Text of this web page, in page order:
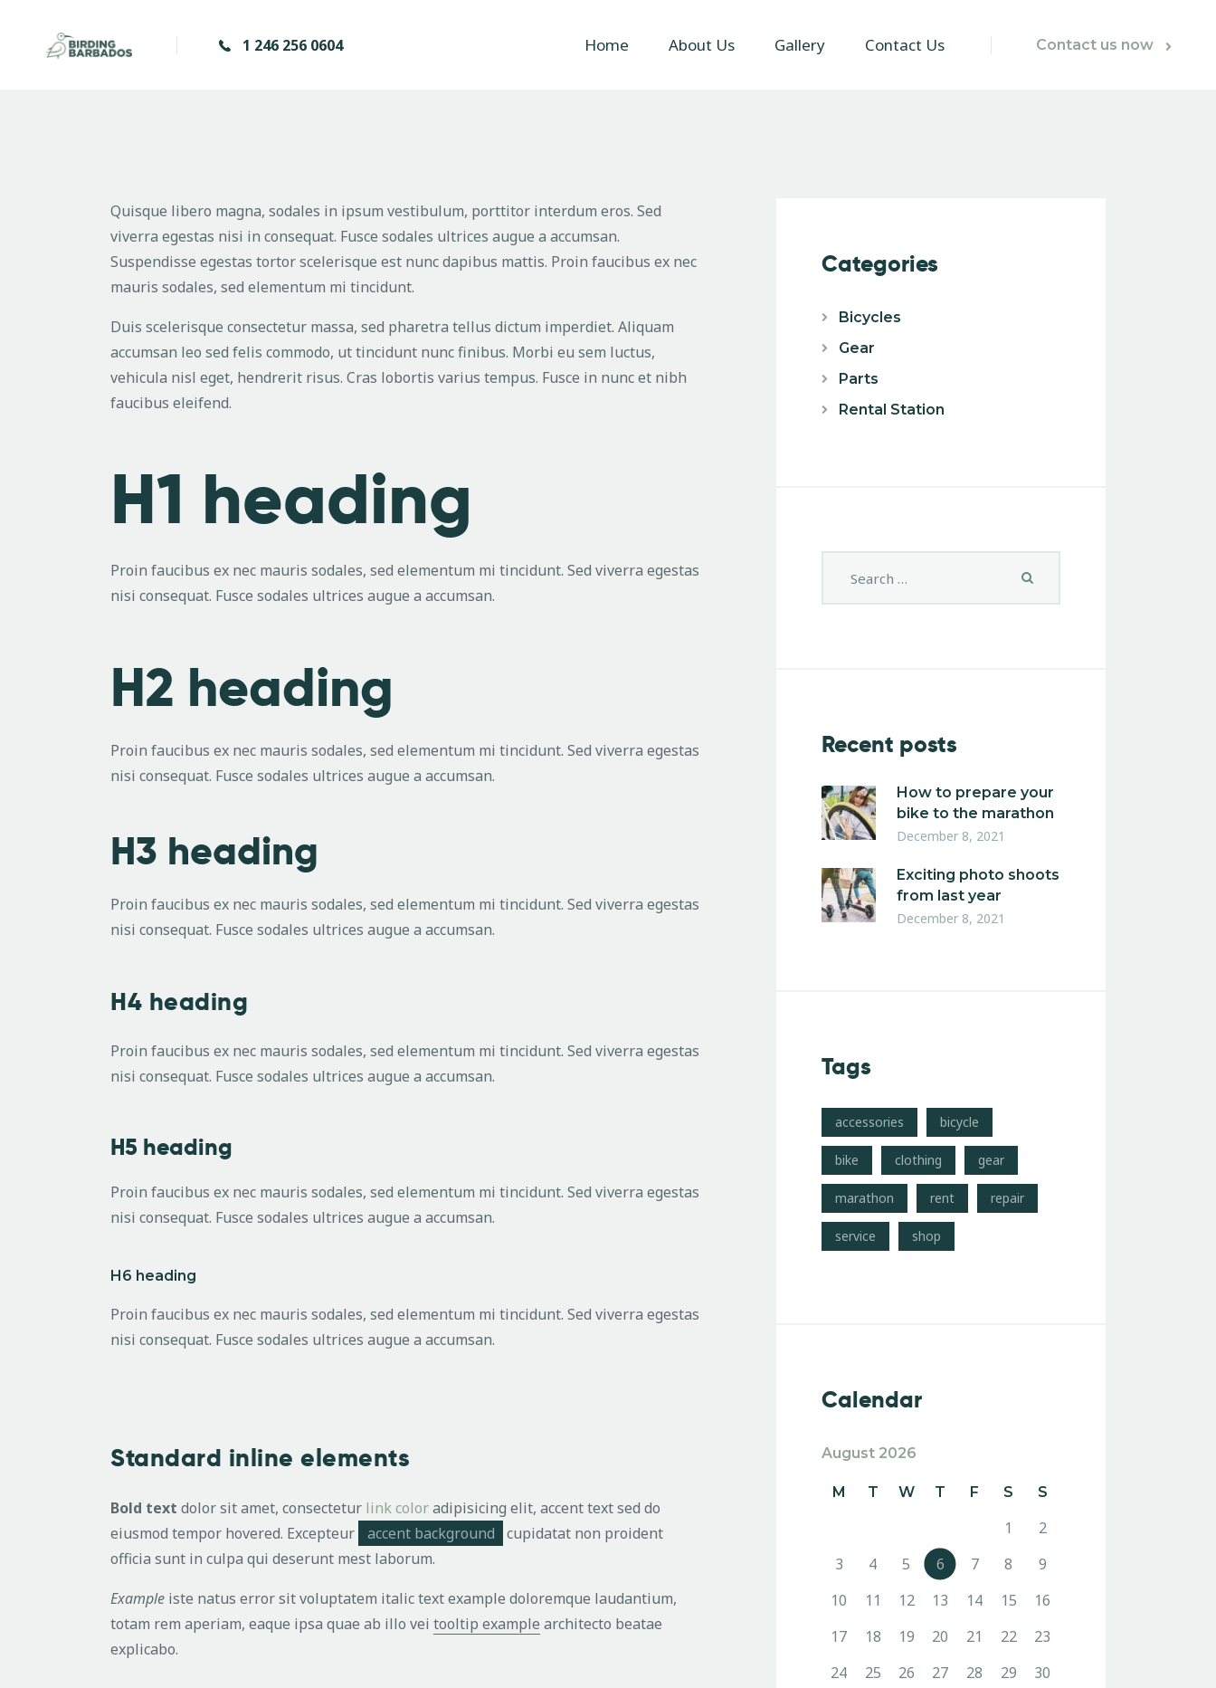
1 246 256 0604 Home About Us Gallery Contact Us Contact us now
Quisque libero magna, sodales in ipsum vestibulum, porttitor interdum eros. Sed
viverra egestas nisi in consequat. Fusce sodales ultrices augue a accumsan.
Suspendisse egestas tortor scelerisque est nunc dapibus mattis. Proin faucibus ex nec
mauris sodales, sed elementum mi tincidunt.
Duis scelerisque consectetur massa, sed pharetra tellus dictum imperdiet. Aliquam
accumsan leo sed felis commodo, ut tincidunt nunc finibus. Morbi eu sem luctus,
vehicula nisl eget, hendrerit risus. Cras lobortis varius tempus. Fusce in nunc et nibh
faucibus eleifend.
H1 heading
Proin faucibus ex nec mauris sodales, sed elementum mi tincidunt. Sed viverra egestas
nisi consequat. Fusce sodales ultrices augue a accumsan.
H2 heading
Proin faucibus ex nec mauris sodales, sed elementum mi tincidunt. Sed viverra egestas
nisi consequat. Fusce sodales ultrices augue a accumsan.
H3 heading
Proin faucibus ex nec mauris sodales, sed elementum mi tincidunt. Sed viverra egestas
nisi consequat. Fusce sodales ultrices augue a accumsan.
H4 heading
Proin faucibus ex nec mauris sodales, sed elementum mi tincidunt. Sed viverra egestas
nisi consequat. Fusce sodales ultrices augue a accumsan.
H5 heading
Proin faucibus ex nec mauris sodales, sed elementum mi tincidunt. Sed viverra egestas
nisi consequat. Fusce sodales ultrices augue a accumsan.
H6 heading
Proin faucibus ex nec mauris sodales, sed elementum mi tincidunt. Sed viverra egestas
nisi consequat. Fusce sodales ultrices augue a accumsan.
Standard inline elements
Bold text dolor sit amet, consectetur link coloradipisicing elit, accent text sed do
eiusmod tempor hovered. Excepteur
accent background
cupidatat non proident
officia sunt in culpa qui deserunt mest laborum.
Example iste natus error sit voluptatem italic text example doloremque laudantium,
totam rem aperiam, eaque ipsa quae ab illo vei tooltip example architecto beatae
explicabo.
Categories
Bicycles
Gear
Parts
Rental Station
Recent posts
How to prepare your
bike to the marathon
December 8, 2021
Exciting photo shoots
from last year
December 8, 2021
Tags
accessories bicycle
bike clothing gear
marathon rent repair
service shop
Calendar
August 2026
M T W T F S S
1
2
3
4 5 6 7 8
9
10
11 12 13 14 15
16
17
18 19 20 21 22
23
24
25 26 27 28 29
30